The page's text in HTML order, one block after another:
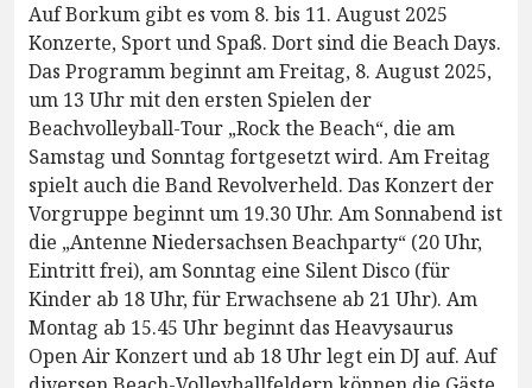
Auf Borkum gibt es vom 8. bis 11. August 2025
Konzerte, Sport und Spaß. Dort sind die Beach Days.
Das Programm beginnt am Freitag, 8. August 2025,
um 13 Uhr mit den ersten Spielen der
Beachvolleyball-Tour „Rock the Beach“, die am
Samstag und Sonntag fortgesetzt wird. Am Freitag
spielt auch die Band Revolverheld. Das Konzert der
Vorgruppe beginnt um 19.30 Uhr. Am Sonnabend ist
die „Antenne Niedersachsen Beachparty“ (20 Uhr,
Eintritt frei), am Sonntag eine Silent Disco (für
Kinder ab 18 Uhr, für Erwachsene ab 21 Uhr). Am
Montag ab 15.45 Uhr beginnt das Heavysaurus
Open Air Konzert und ab 18 Uhr legt ein DJ auf. Auf